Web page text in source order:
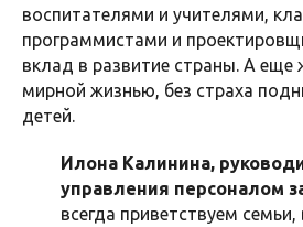
воспитателями и учителями,
программистами и
вклад в развитие страны. А еще
мирной жизнью, без страха
детей.
Илона Калинина,
управления персоналом
всегда приветствуем